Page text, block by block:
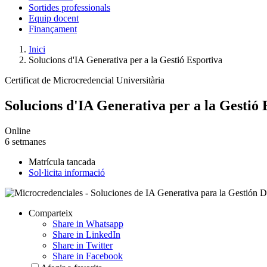
Sortides professionals
Equip docent
Finançament
Inici
Solucions d'IA Generativa per a la Gestió Esportiva
Certificat de Microcredencial Universitària
Solucions d'IA Generativa per a la Gestió
Online
6 setmanes
Matrícula tancada
Sol·licita informació
Comparteix
Share in Whatsapp
Share in LinkedIn
Share in Twitter
Share in Facebook